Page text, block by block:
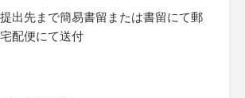
出先まで簡易書留または書留にて郵
配便にて送付